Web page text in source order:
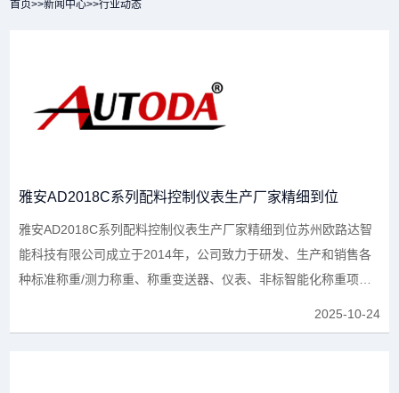
首页>>新闻中心>>行业动态
雅安AD2018C系列配料控制仪表生产厂家精细到位
雅安AD2018C系列配料控制仪表生产厂家精细到位苏州欧路达智
能科技有限公司成立于2014年，公司致力于研发、生产和销售各
种标准称重/测力称重、称重变送器、仪表、非标智能化称重项目
2025-10-24